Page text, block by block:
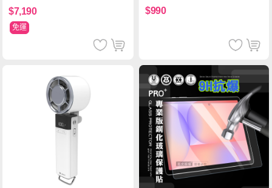
$7,190
免運
灣BSMI/中國CCC/歐美CE/FCC
認證
$990